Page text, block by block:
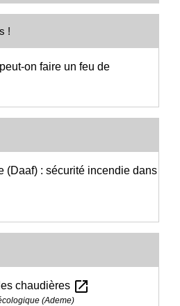
!
on faire un feu de
(Daaf) : sécurité incendie dans
chaudières open_in_new
(Ademe)